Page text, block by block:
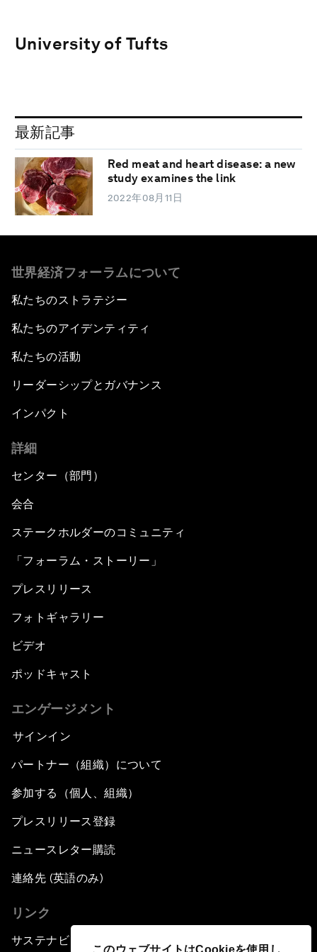
このウェブサイトはCookieを使用し
University of Tufts
最新記事
Red meat and heart disease: a new
study examines the link
2022年08月11日
世界経済フォーラムについて
私たちのストラテジー
私たちのアイデンティティ
私たちの活動
リーダーシップとガバナンス
インパクト
詳細
センター（部門）
会合
ステークホルダーのコミュニティ
「フォーラム・ストーリー」
プレスリリース
フォトギャラリー
ビデオ
ポッドキャスト
エンゲージメント
サインイン
パートナー（組織）について
参加する（個人、組織）
プレスリリース登録
ニュースレター購読
連絡先 (英語のみ)
リンク
サステナビリティへの取り組み